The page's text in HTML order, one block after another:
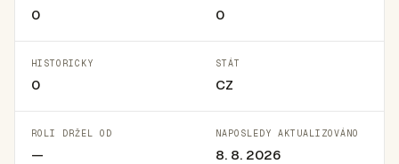
0 0
HISTORICKY
0
STÁT
CZ
ROLI DRŽEL OD
—
NAPOSLEDY AKTUALIZOVÁNO
8. 8. 2026